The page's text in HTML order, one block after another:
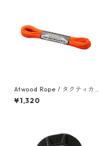
Atwood Rope / タクティカル
コード
¥1,320